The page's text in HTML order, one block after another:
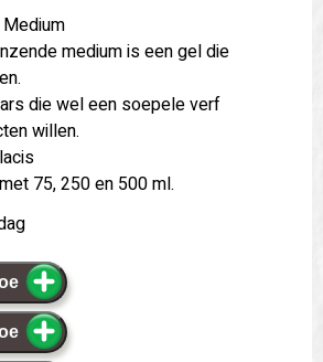
medium is een gel die
die wel een soepele verf
willen.
75, 250 en 500 ml.